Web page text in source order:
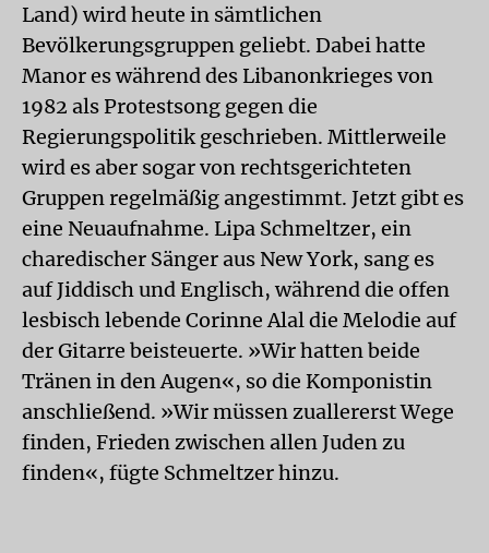
Land) wird heute in sämtlichen
Bevölkerungsgruppen geliebt. Dabei hatte
Manor es während des Libanonkrieges von
1982 als Protestsong gegen die
Regierungspolitik geschrieben. Mittlerweile
wird es aber sogar von rechtsgerichteten
Gruppen regelmäßig angestimmt. Jetzt gibt es
eine Neuaufnahme. Lipa Schmeltzer, ein
charedischer Sänger aus New York, sang es
auf Jiddisch und Englisch, während die offen
lesbisch lebende Corinne Alal die Melodie auf
der Gitarre beisteuerte. »Wir hatten beide
Tränen in den Augen«, so die Komponistin
anschließend. »Wir müssen zuallererst Wege
finden, Frieden zwischen allen Juden zu
finden«, fügte Schmeltzer hinzu.